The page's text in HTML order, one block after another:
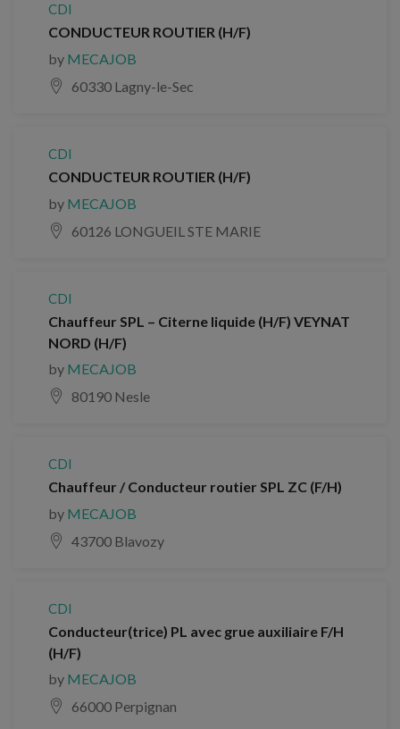
CDI
CONDUCTEUR ROUTIER (H/F)
by MECAJOB
60330 Lagny-le-Sec
CDI
CONDUCTEUR ROUTIER (H/F)
by MECAJOB
60126 LONGUEIL STE MARIE
CDI
Chauffeur SPL – Citerne liquide (H/F) VEYNAT
NORD (H/F)
by MECAJOB
80190 Nesle
CDI
Chauffeur / Conducteur routier SPL ZC (F/H)
by MECAJOB
43700 Blavozy
CDI
Conducteur(trice) PL avec grue auxiliaire F/H
(H/F)
by MECAJOB
66000 Perpignan